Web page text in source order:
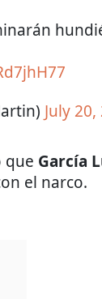
July 20,
que García
el narco.